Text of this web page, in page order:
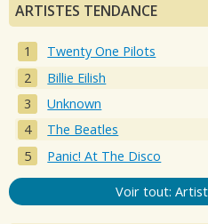
ARTISTES TENDANCE
Twenty One Pilots
Billie Eilish
Unknown
The Beatles
Panic! At The Disco
Voir tout: